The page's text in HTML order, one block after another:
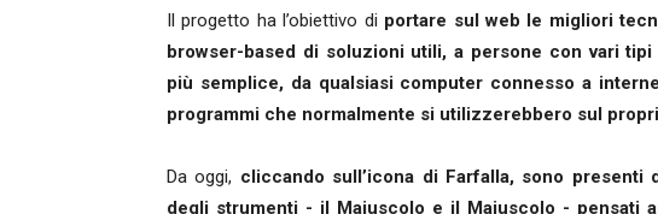
Il progetto ha l’obiettivo di portare sul web le migliori
browser-based di soluzioni utili, a persone con vari
più semplice, da qualsiasi computer connesso a
programmi che normalmente si utilizzerebbero sul
Da oggi, cliccando sull’icona di Farfalla, sono presenti
degli strumenti - il Maiuscolo e il Maiuscolo - pensati